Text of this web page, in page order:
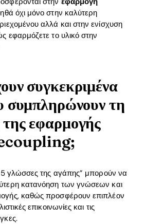
όχι μόνο στην καλύτερη
αλλά και στην ενίσχυση
εφαρμόζετε το υλικό στην
συγκεκριμένα
συμπληρώνουν τη
εφαρμογής
5 γλώσσες της αγάπης” μπορούν να
κατανόηση των γνώσεων και
καθώς προσφέρουν επιπλέον
επικοινωνίες και τις